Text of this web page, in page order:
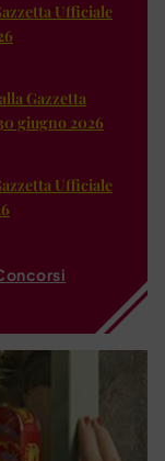
Ufficiale
Gazzetta
giugno 2026
Ufficiale